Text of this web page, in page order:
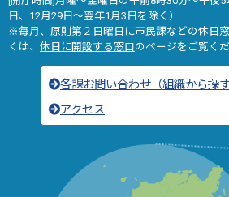
日、12月29日～翌年1月3日を除く）
※毎月、原則第２日曜日に市民課などの休日
くは、 休日に開設する窓口のページをご覧くだ
各課お問い合わせ（組織から探す
アクセス